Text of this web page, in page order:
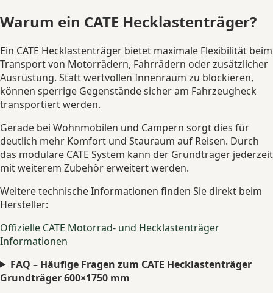
Warum ein CATE Hecklastenträger?
Ein CATE Hecklastenträger bietet maximale Flexibilität beim
Transport von Motorrädern, Fahrrädern oder zusätzlicher
Ausrüstung. Statt wertvollen Innenraum zu blockieren,
können sperrige Gegenstände sicher am Fahrzeugheck
transportiert werden.
Gerade bei Wohnmobilen und Campern sorgt dies für
deutlich mehr Komfort und Stauraum auf Reisen. Durch
das modulare CATE System kann der Grundträger jederzeit
mit weiterem Zubehör erweitert werden.
Weitere technische Informationen finden Sie direkt beim
Hersteller:
Offizielle CATE Motorrad- und Hecklastenträger
Informationen
FAQ – Häufige Fragen zum CATE Hecklastenträger
Grundträger 600×1750 mm